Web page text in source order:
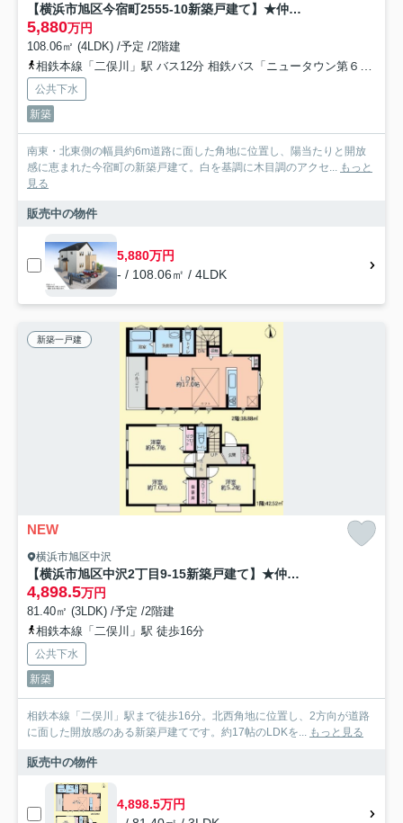
【横浜市旭区今宿町2555-10新築戸建て】★仲介手数料無料★（中沢小学校・旭中学校）
5,880万円
108.06㎡ (4LDK) /予定 /2階建
相鉄本線「二俣川」駅 バス12分 相鉄バス「ニュータウン第６」 停歩5分
公共下水
新築
南東・北東側の幅員約6m道路に面した角地に位置し、陽当たりと開放
感に恵まれた今宿町の新築戸建て。白を基調に木目調のアクセ... もっと
見る
販売中の物件
5,880万円
- / 108.06㎡ / 4LDK
新築一戸建
NEW
横浜市旭区中沢
【横浜市旭区中沢2丁目9-15新築戸建て】★仲介手数料無料★
4,898.5万円
81.40㎡ (3LDK) /予定 /2階建
相鉄本線「二俣川」駅 徒歩16分
公共下水
新築
相鉄本線「二俣川」駅まで徒歩16分。北西角地に位置し、2方向が道路
に面した開放感のある新築戸建てです。約17帖のLDKを... もっと見る
販売中の物件
4,898.5万円